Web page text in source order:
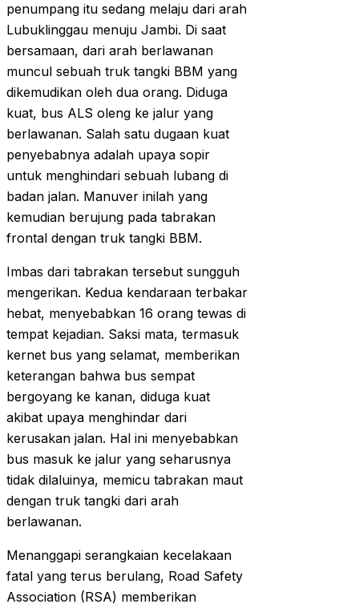
penumpang itu sedang melaju dari arah
Lubuklinggau menuju Jambi. Di saat
bersamaan, dari arah berlawanan
muncul sebuah truk tangki BBM yang
dikemudikan oleh dua orang. Diduga
kuat, bus ALS oleng ke jalur yang
berlawanan. Salah satu dugaan kuat
penyebabnya adalah upaya sopir
untuk menghindari sebuah lubang di
badan jalan. Manuver inilah yang
kemudian berujung pada tabrakan
frontal dengan truk tangki BBM.
Imbas dari tabrakan tersebut sungguh
mengerikan. Kedua kendaraan terbakar
hebat, menyebabkan 16 orang tewas di
tempat kejadian. Saksi mata, termasuk
kernet bus yang selamat, memberikan
keterangan bahwa bus sempat
bergoyang ke kanan, diduga kuat
akibat upaya menghindar dari
kerusakan jalan. Hal ini menyebabkan
bus masuk ke jalur yang seharusnya
tidak dilaluinya, memicu tabrakan maut
dengan truk tangki dari arah
berlawanan.
Menanggapi serangkaian kecelakaan
fatal yang terus berulang, Road Safety
Association (RSA) memberikan